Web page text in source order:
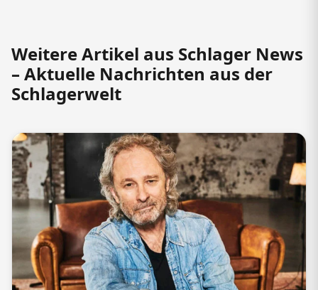
Weitere Artikel aus Schlager News
– Aktuelle Nachrichten aus der
Schlagerwelt